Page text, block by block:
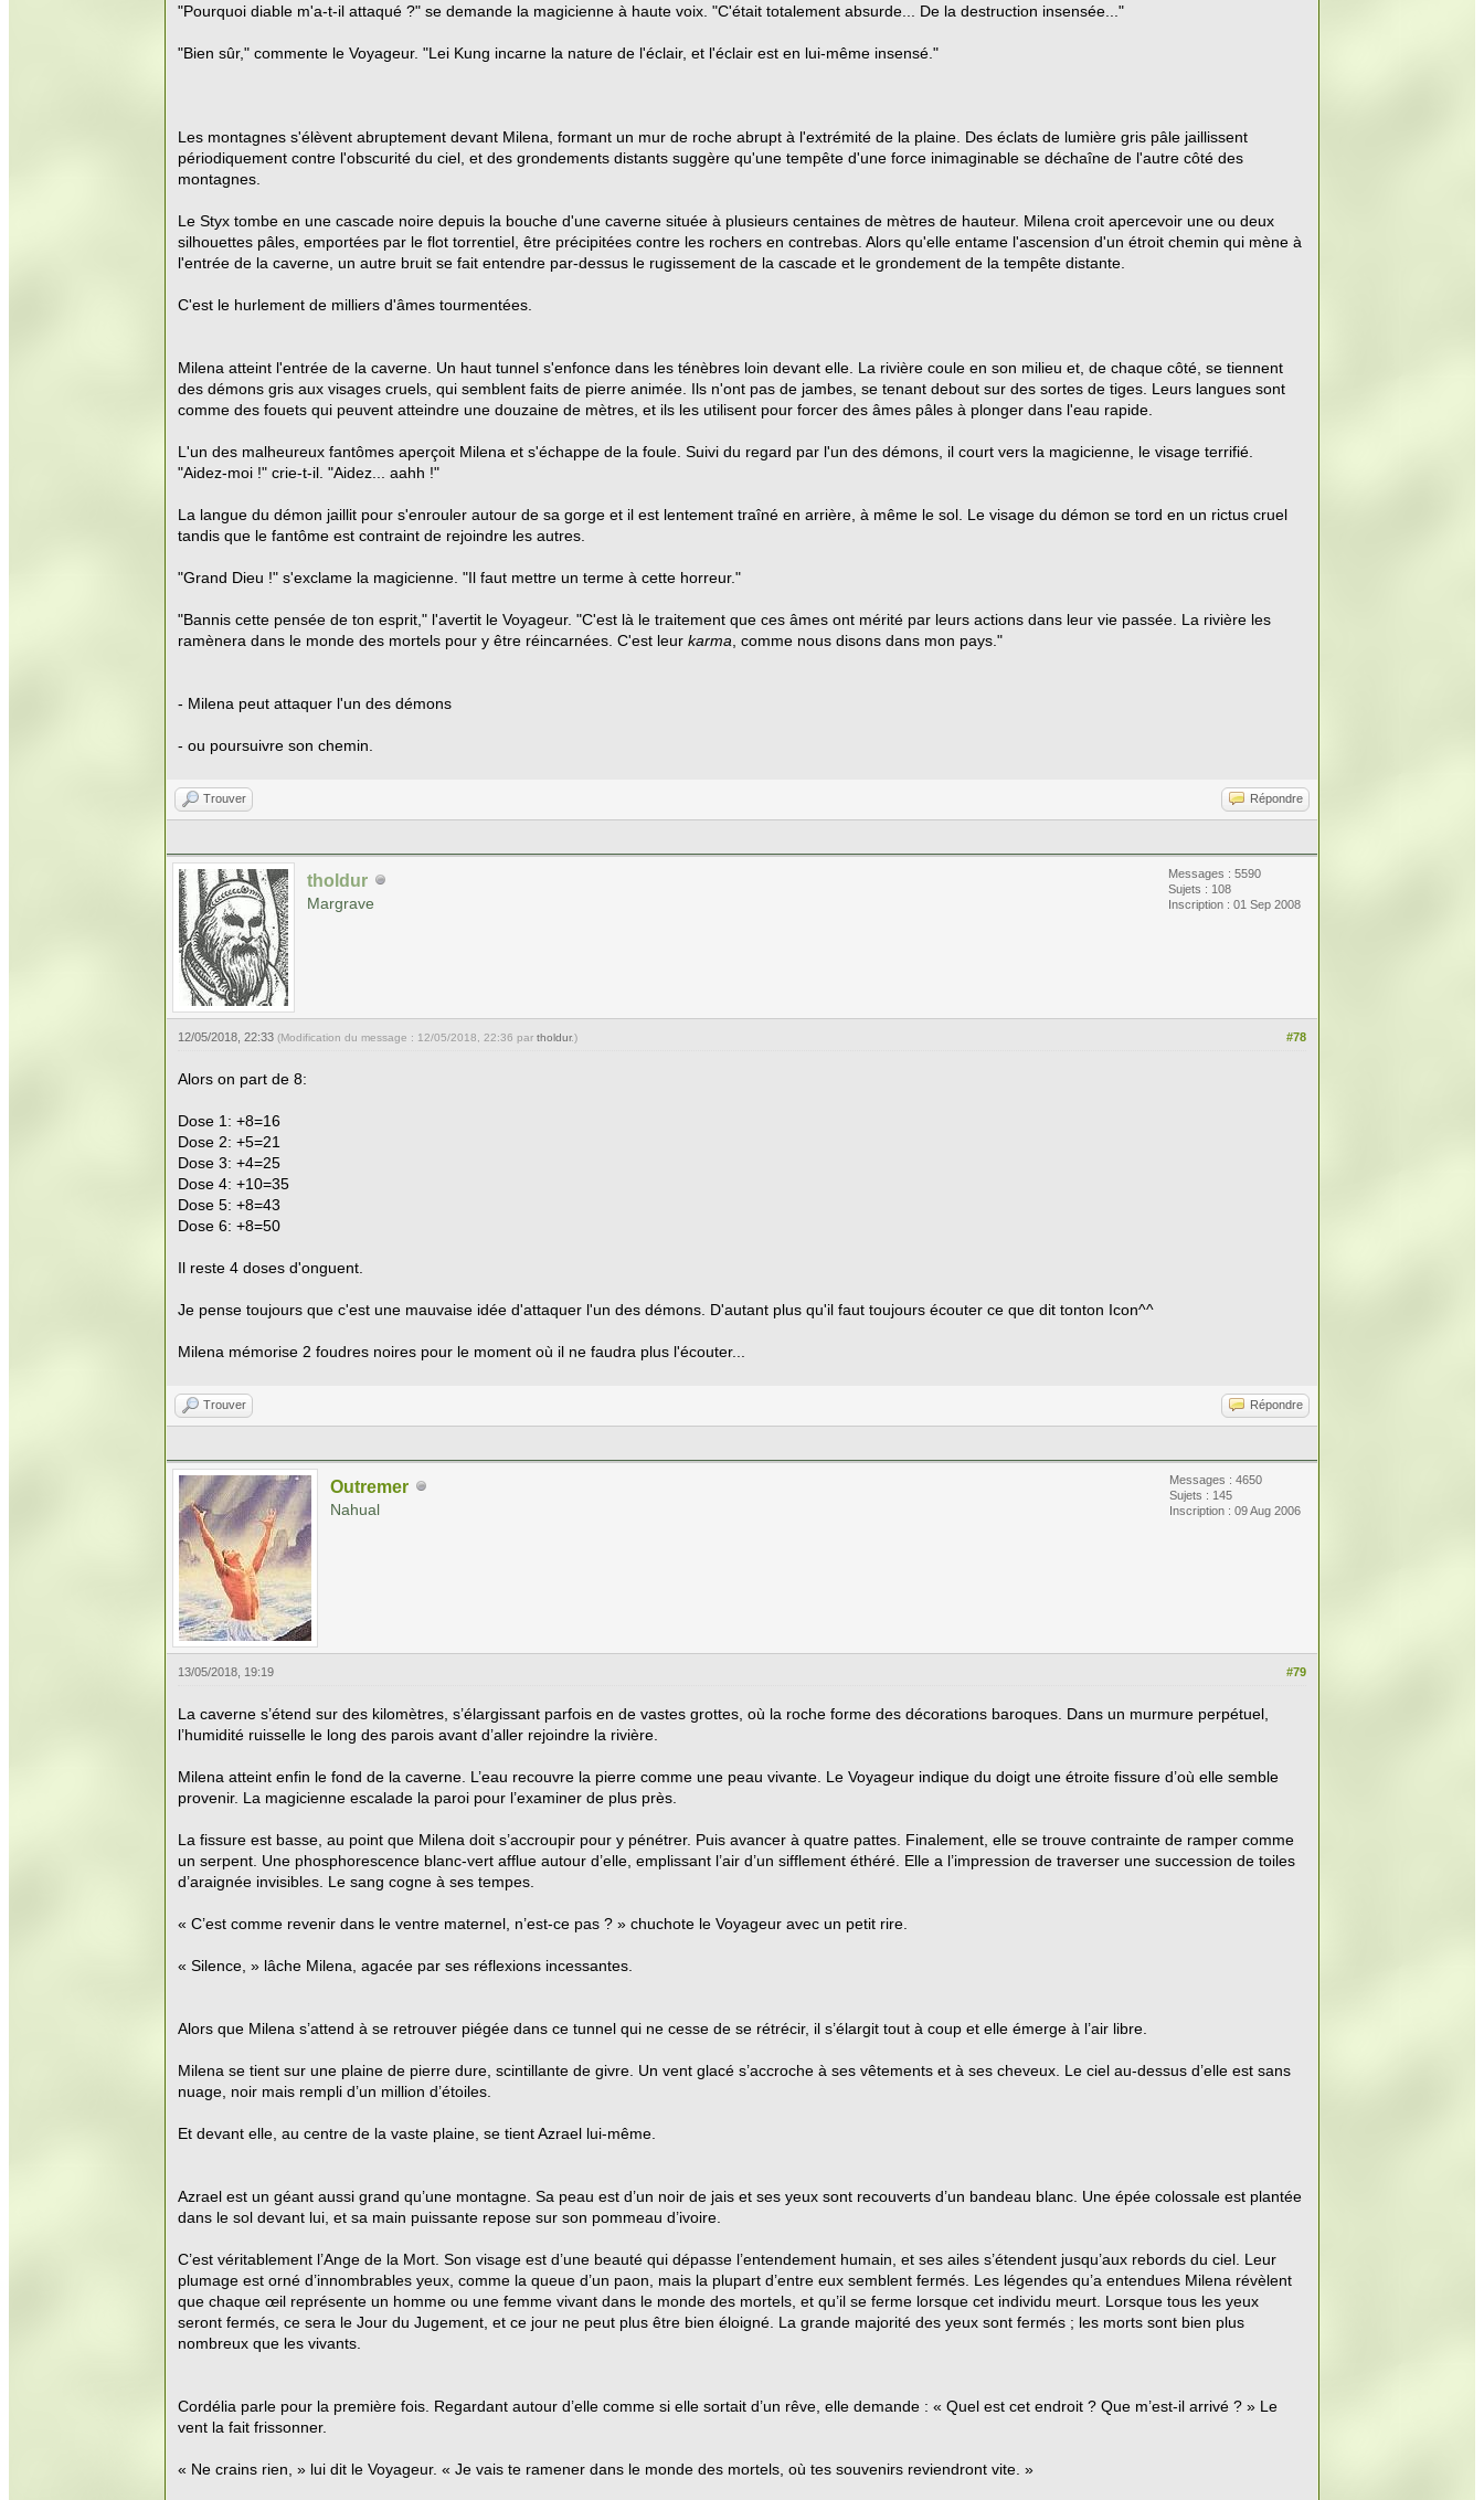
"Pourquoi diable m'a-t-il attaqué ?" se demande la magicienne à haute voix. "C'était totalement absurde... De la destruction insensée..."
"Bien sûr," commente le Voyageur. "Lei Kung incarne la nature de l'éclair, et l'éclair est en lui-même insensé."
Les montagnes s'élèvent abruptement devant Milena, formant un mur de roche abrupt à l'extrémité de la plaine. Des éclats de lumière gris pâle jaillissent
périodiquement contre l'obscurité du ciel, et des grondements distants suggère qu'une tempête d'une force inimaginable se déchaîne de l'autre côté des
montagnes.
Le Styx tombe en une cascade noire depuis la bouche d'une caverne située à plusieurs centaines de mètres de hauteur. Milena croit apercevoir une ou deux
silhouettes pâles, emportées par le flot torrentiel, être précipitées contre les rochers en contrebas. Alors qu'elle entame l'ascension d'un étroit chemin qui mène à
l'entrée de la caverne, un autre bruit se fait entendre par-dessus le rugissement de la cascade et le grondement de la tempête distante.
C'est le hurlement de milliers d'âmes tourmentées.
Milena atteint l'entrée de la caverne. Un haut tunnel s'enfonce dans les ténèbres loin devant elle. La rivière coule en son milieu et, de chaque côté, se tiennent
des démons gris aux visages cruels, qui semblent faits de pierre animée. Ils n'ont pas de jambes, se tenant debout sur des sortes de tiges. Leurs langues sont
comme des fouets qui peuvent atteindre une douzaine de mètres, et ils les utilisent pour forcer des âmes pâles à plonger dans l'eau rapide.
L'un des malheureux fantômes aperçoit Milena et s'échappe de la foule. Suivi du regard par l'un des démons, il court vers la magicienne, le visage terrifié.
"Aidez-moi !" crie-t-il. "Aidez... aahh !"
La langue du démon jaillit pour s'enrouler autour de sa gorge et il est lentement traîné en arrière, à même le sol. Le visage du démon se tord en un rictus cruel
tandis que le fantôme est contraint de rejoindre les autres.
"Grand Dieu !" s'exclame la magicienne. "Il faut mettre un terme à cette horreur."
"Bannis cette pensée de ton esprit," l'avertit le Voyageur. "C'est là le traitement que ces âmes ont mérité par leurs actions dans leur vie passée. La rivière les
ramènera dans le monde des mortels pour y être réincarnées. C'est leur karma , comme nous disons dans mon pays."
- Milena peut attaquer l'un des démons
- ou poursuivre son chemin.
Trouver Répondre
tholdur
Margrave
Messages : 5590
Sujets : 108
Inscription : 01 Sep 2008
#78
12/05/2018, 22:33 (Modification du message : 12/05/2018, 22:36 par tholdur.)
Alors on part de 8:
Dose 1: +8=16
Dose 2: +5=21
Dose 3: +4=25
Dose 4: +10=35
Dose 5: +8=43
Dose 6: +8=50
Il reste 4 doses d'onguent.
Je pense toujours que c'est une mauvaise idée d'attaquer l'un des démons. D'autant plus qu'il faut toujours écouter ce que dit tonton Icon^^
Milena mémorise 2 foudres noires pour le moment où il ne faudra plus l'écouter...
Trouver Répondre
Outremer
Nahual
Messages : 4650
Sujets : 145
Inscription : 09 Aug 2006
#79
13/05/2018, 19:19
La caverne s’étend sur des kilomètres, s’élargissant parfois en de vastes grottes, où la roche forme des décorations baroques. Dans un murmure perpétuel,
l’humidité ruisselle le long des parois avant d’aller rejoindre la rivière.
Milena atteint enfin le fond de la caverne. L’eau recouvre la pierre comme une peau vivante. Le Voyageur indique du doigt une étroite fissure d’où elle semble
provenir. La magicienne escalade la paroi pour l’examiner de plus près.
La fissure est basse, au point que Milena doit s’accroupir pour y pénétrer. Puis avancer à quatre pattes. Finalement, elle se trouve contrainte de ramper comme
un serpent. Une phosphorescence blanc-vert afflue autour d’elle, emplissant l’air d’un sifflement éthéré. Elle a l’impression de traverser une succession de toiles
d’araignée invisibles. Le sang cogne à ses tempes.
« C’est comme revenir dans le ventre maternel, n’est-ce pas ? » chuchote le Voyageur avec un petit rire.
« Silence, » lâche Milena, agacée par ses réflexions incessantes.
Alors que Milena s’attend à se retrouver piégée dans ce tunnel qui ne cesse de se rétrécir, il s’élargit tout à coup et elle émerge à l’air libre.
Milena se tient sur une plaine de pierre dure, scintillante de givre. Un vent glacé s’accroche à ses vêtements et à ses cheveux. Le ciel au-dessus d’elle est sans
nuage, noir mais rempli d’un million d’étoiles.
Et devant elle, au centre de la vaste plaine, se tient Azrael lui-même.
Azrael est un géant aussi grand qu’une montagne. Sa peau est d’un noir de jais et ses yeux sont recouverts d’un bandeau blanc. Une épée colossale est plantée
dans le sol devant lui, et sa main puissante repose sur son pommeau d’ivoire.
C’est véritablement l’Ange de la Mort. Son visage est d’une beauté qui dépasse l’entendement humain, et ses ailes s’étendent jusqu’aux rebords du ciel. Leur
plumage est orné d’innombrables yeux, comme la queue d’un paon, mais la plupart d’entre eux semblent fermés. Les légendes qu’a entendues Milena révèlent
que chaque œil représente un homme ou une femme vivant dans le monde des mortels, et qu’il se ferme lorsque cet individu meurt. Lorsque tous les yeux
seront fermés, ce sera le Jour du Jugement, et ce jour ne peut plus être bien éloigné. La grande majorité des yeux sont fermés ; les morts sont bien plus
nombreux que les vivants.
Cordélia parle pour la première fois. Regardant autour d’elle comme si elle sortait d’un rêve, elle demande : « Quel est cet endroit ? Que m’est-il arrivé ? » Le
vent la fait frissonner.
« Ne crains rien, » lui dit le Voyageur. « Je vais te ramener dans le monde des mortels, où tes souvenirs reviendront vite. »